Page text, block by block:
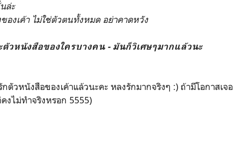
ล่ะ
งเค้า ไม่ใช่ตัวตนทั้งหมด อย่าคาดหวัง
ตัวหนังสือของใครบางคน - มันก็วิเศษๆมากแล้วนะ
ตัวหนังสือของเค้าแล้วนะคะ หลงรักมากจริงๆ :) ถ้ามีโอกาสเจอ
งไม่ทำจริงหรอก 5555)